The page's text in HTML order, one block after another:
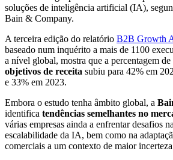
soluções de inteligência artificial (IA),
Bain & Company.
A terceira edição do relatório B2B Growth
baseado num inquérito a mais de 1100
a nível global, mostra que a percentagem de
objetivos de receita subiu para 42% em
e 33% em 2023.
Embora o estudo tenha âmbito global, a
identifica tendências semelhantes no
várias empresas ainda a enfrentar desafios
escalabilidade da IA, bem como na
comerciais a um contexto de maior